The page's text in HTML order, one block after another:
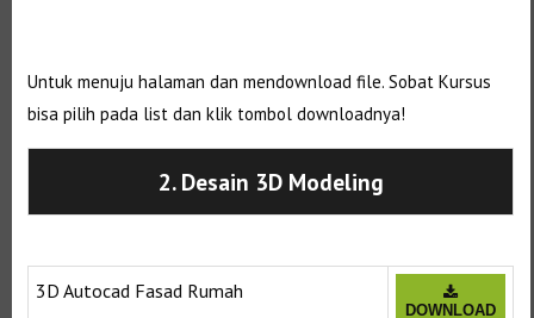
Untuk menuju halaman dan mendownload file. Sobat Kursus
bisa pilih pada list dan klik tombol downloadnya!
2. Desain 3D Modeling
3D Autocad Fasad Rumah
DOWNLOAD